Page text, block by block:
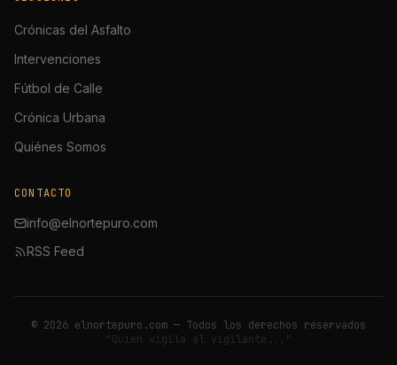
Crónicas del Asfalto
Intervenciones
Fútbol de Calle
Crónica Urbana
Quiénes Somos
CONTACTO
info@elnortepuro.com
RSS Feed
© 2026 elnortepuro.com — Todos los derechos reservados
"Quien vigila al vigilante..."